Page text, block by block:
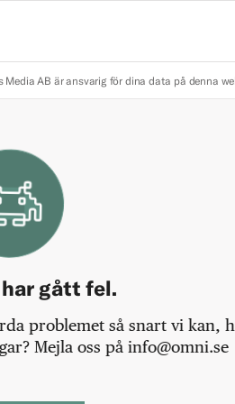
Media AB är ansvarig för dina data på denna
gått fel.
problemet så snart vi kan,
Mejla oss på info@omni.se